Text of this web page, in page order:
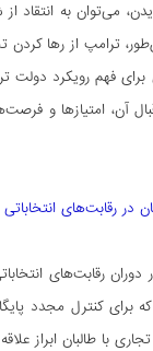
می‌­توان به انتقاد
ترامپ از رها
برای فهم رویکرد
آن، امتیازها و
در رقابت­‌های انتخاباتی
در دوران رقابت‌­های
برای کنترل مجدد
با طالبان ابراز